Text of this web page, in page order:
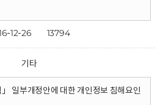
12-26 13794
기타
」 일부개정안에 대한 개인정보 침해요인